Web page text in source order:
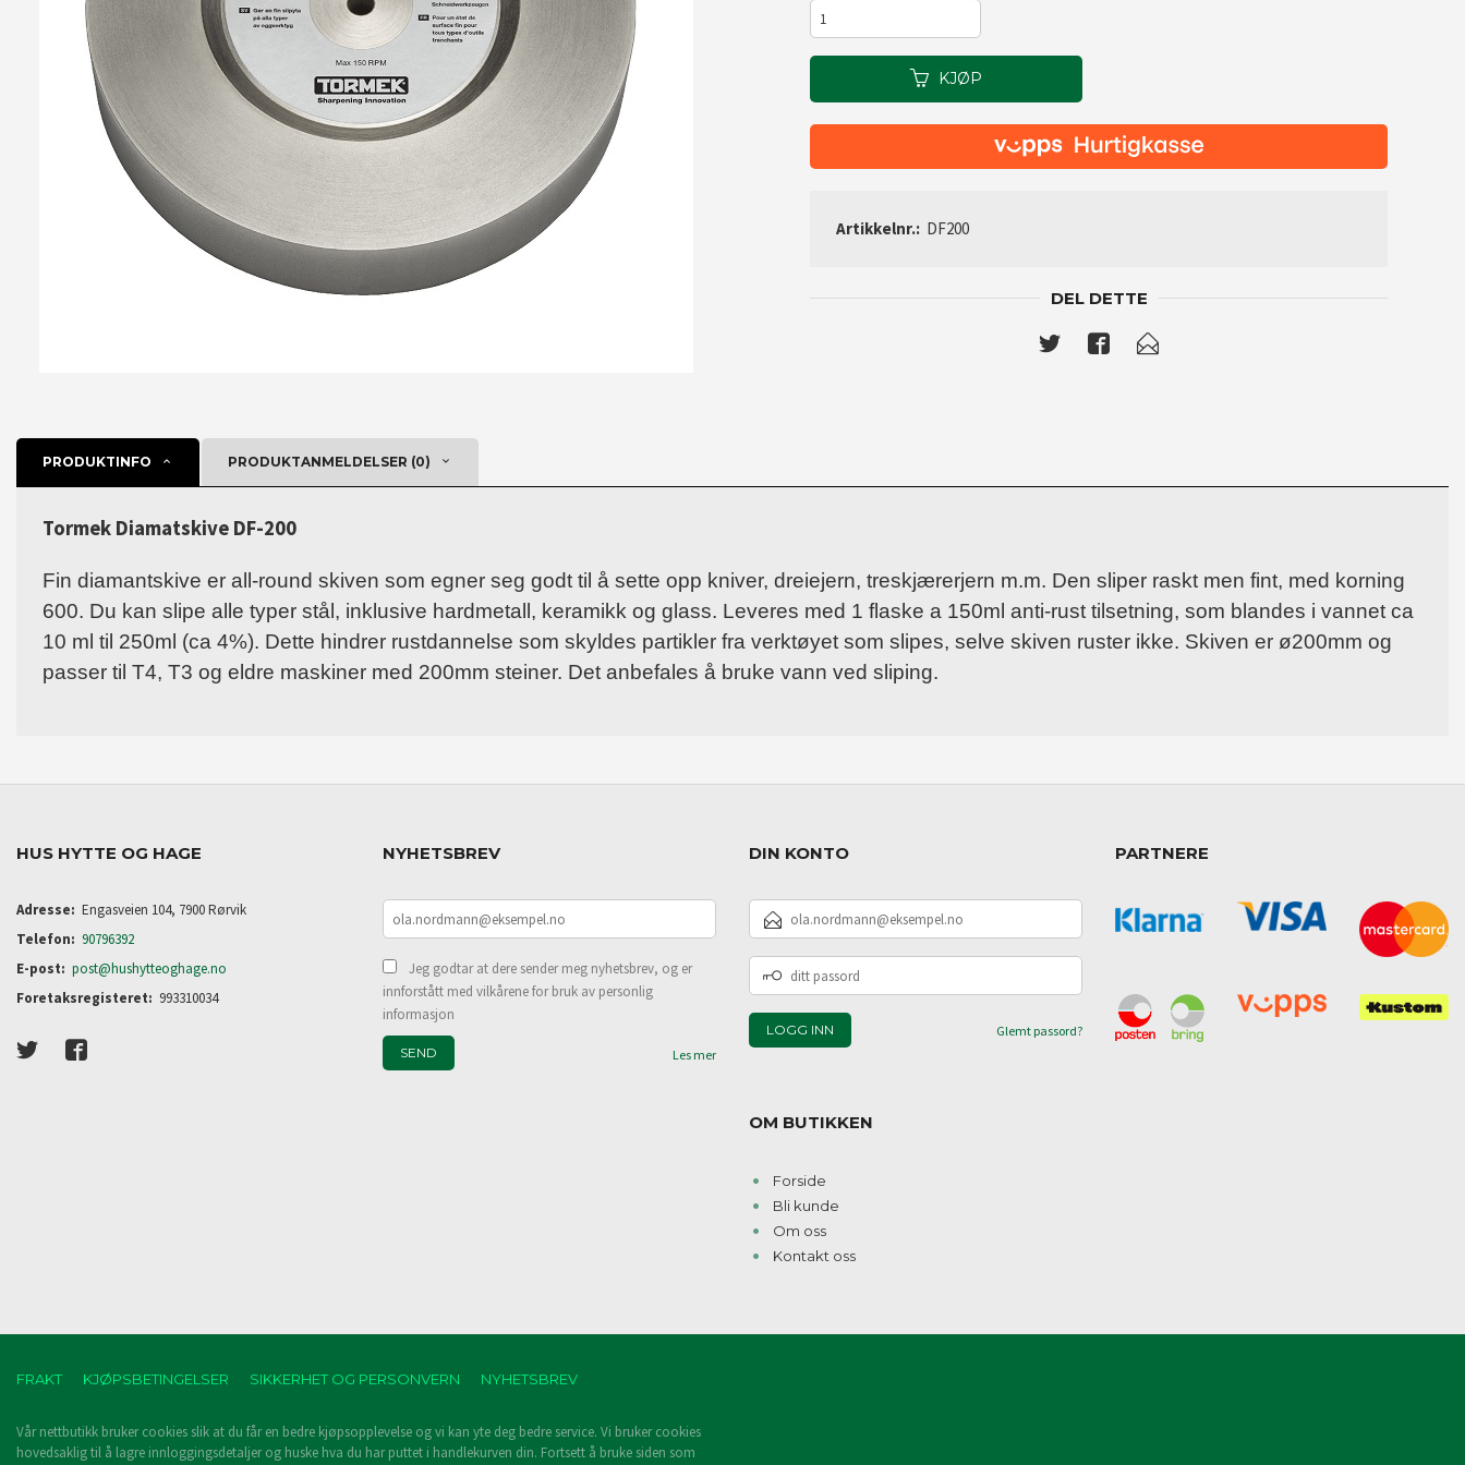
KJØP
Artikkelnr.: DF200
DEL DETTE
PRODUKTINFO PRODUKTANMELDELSER (0)
Tormek Diamatskive DF-200
Fin diamantskive er all-round skiven som egner seg godt til å sette opp kniver, dreiejern, treskjærerjern m.m. Den sliper raskt men fint, med korning
600. Du kan slipe alle typer stål, inklusive hardmetall, keramikk og glass. Leveres med 1 flaske a 150ml anti-rust tilsetning, som blandes i vannet ca
10 ml til 250ml (ca 4%). Dette hindrer rustdannelse som skyldes partikler fra verktøyet som slipes, selve skiven ruster ikke. Skiven er ø200mm og
passer til T4, T3 og eldre maskiner med 200mm steiner. Det anbefales å bruke vann ved sliping.
HUS HYTTE OG HAGE
Adresse: Engasveien 104, 7900 Rørvik
Telefon: 90796392
E-post: post@hushytteoghage.no
Foretaksregisteret: 993310034
NYHETSBREV
Jeg godtar at dere sender meg nyhetsbrev, og er
innforstått med vilkårene for bruk av personlig
informasjon
Les mer
DIN KONTO
E-
POSTADRESSE
DITT
PASSORD
Glemt passord?
OM BUTIKKEN
Forside
Bli kunde
Om oss
Kontakt oss
PARTNERE
FRAKT KJØPSBETINGELSER SIKKERHET OG PERSONVERN NYHETSBREV
Vår nettbutikk bruker cookies slik at du får en bedre kjøpsopplevelse og vi kan yte deg bedre service. Vi bruker cookies
hovedsaklig til å lagre innloggingsdetaljer og huske hva du har puttet i handlekurven din. Fortsett å bruke siden som